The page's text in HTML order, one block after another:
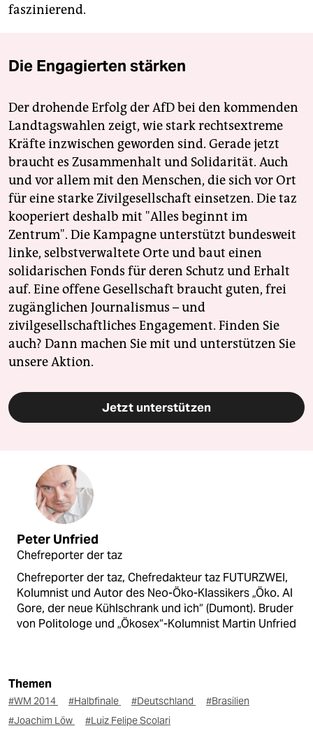
faszinierend.
Die Engagierten stärken
Der drohende Erfolg der AfD bei den kommenden
Landtagswahlen zeigt, wie stark rechtsextreme
Kräfte inzwischen geworden sind. Gerade jetzt
braucht es Zusammenhalt und Solidarität. Auch
und vor allem mit den Menschen, die sich vor Ort
für eine starke Zivilgesellschaft einsetzen. Die taz
kooperiert deshalb mit "Alles beginnt im
Zentrum". Die Kampagne unterstützt bundesweit
linke, selbstverwaltete Orte und baut einen
solidarischen Fonds für deren Schutz und Erhalt
auf. Eine offene Gesellschaft braucht guten, frei
zugänglichen Journalismus – und
zivilgesellschaftliches Engagement. Finden Sie
auch? Dann machen Sie mit und unterstützen Sie
unsere Aktion.
Jetzt unterstützen
Peter Unfried
Chefreporter der taz
Chefreporter der taz, Chefredakteur taz FUTURZWEI,
Kolumnist und Autor des Neo-Öko-Klassikers „Öko. Al
Gore, der neue Kühlschrank und ich“ (Dumont). Bruder
von Politologe und „Ökosex“-Kolumnist Martin Unfried
Themen
#WM 2014 #Halbfinale #Deutschland
#Brasilien
#Joachim Löw
#Luiz Felipe Scolari